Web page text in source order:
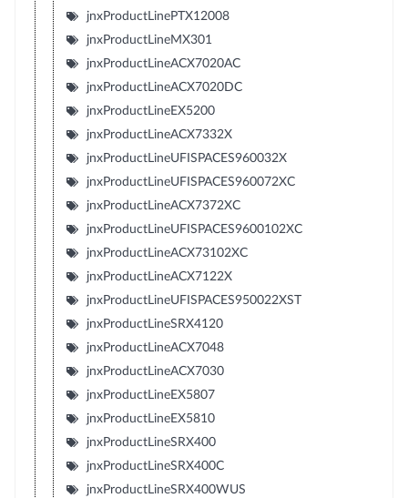
jnxProductLinePTX12008
jnxProductLineMX301
jnxProductLineACX7020AC
jnxProductLineACX7020DC
jnxProductLineEX5200
jnxProductLineACX7332X
jnxProductLineUFISPACES960032X
jnxProductLineUFISPACES960072XC
jnxProductLineACX7372XC
jnxProductLineUFISPACES9600102XC
jnxProductLineACX73102XC
jnxProductLineACX7122X
jnxProductLineUFISPACES950022XST
jnxProductLineSRX4120
jnxProductLineACX7048
jnxProductLineACX7030
jnxProductLineEX5807
jnxProductLineEX5810
jnxProductLineSRX400
jnxProductLineSRX400C
jnxProductLineSRX400WUS